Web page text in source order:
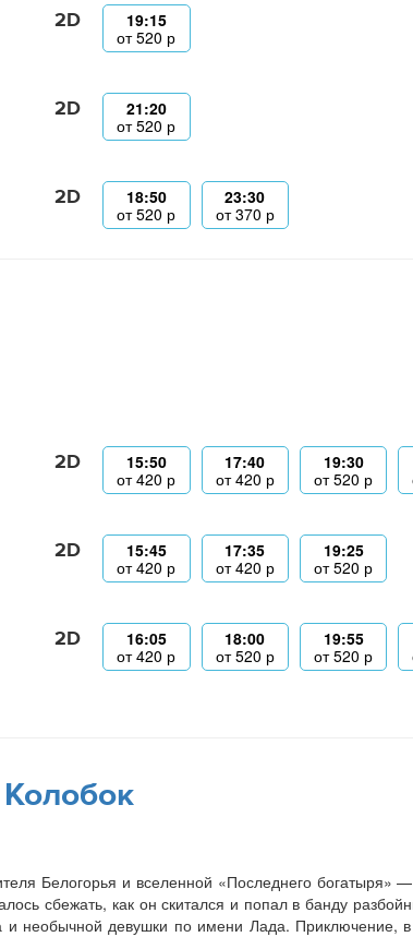
2D
19:15
от520 р
2D
21:20
от520 р
2D
18:50
от520 р
23:30
от370 р
2D
15:50
от420 р
17:40
от420 р
19:30
от520 р
2D
15:45
от420 р
17:35
от420 р
19:25
от520 р
2D
16:05
от420 р
18:00
от520 р
19:55
от520 р
Белогорья и вселенной «Последнего
сбежать, как он скитался и попал в банду
и необычной девушки по имени Лада. Приключение,